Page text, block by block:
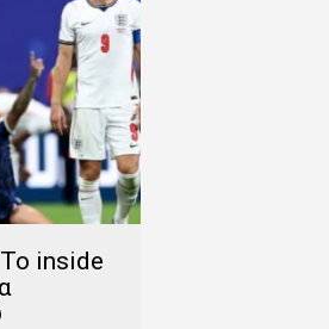
Το inside